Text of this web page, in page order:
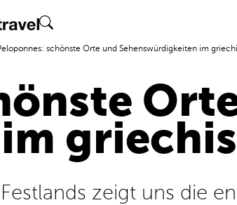
schönste Orte und Sehenswürdigkeiten im
zeigt uns die